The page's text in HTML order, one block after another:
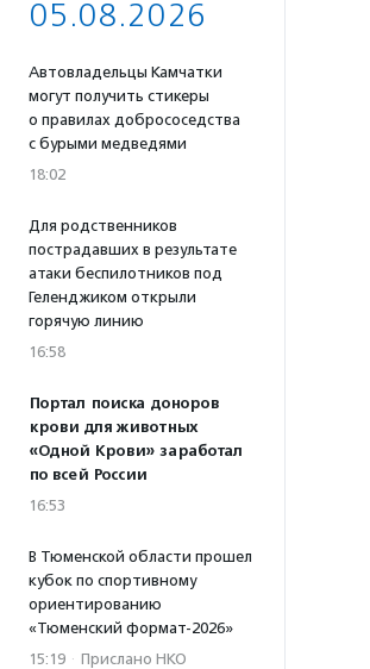
05.08.2026
Автовладельцы Камчатки
могут получить стикеры
о правилах добрососедства
с бурыми медведями
18:02
Для родственников
пострадавших в результате
атаки беспилотников под
Геленджиком открыли
горячую линию
16:58
Портал поиска доноров
крови для животных
«Одной Крови» заработал
по всей России
16:53
В Тюменской области прошел
кубок по спортивному
ориентированию
«Тюменский формат-2026»
15:19 · Прислано НКО